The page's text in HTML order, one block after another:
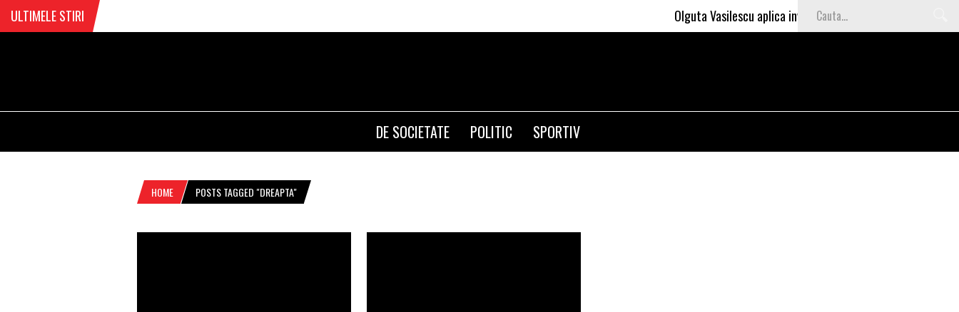
ULTIMELE STIRI Olguta Vasilescu aplica invataturile lui Nea Marin: somajul
DE SOCIETATE POLITIC SPORTIV
HOME POSTS TAGGED "DREAPTA"